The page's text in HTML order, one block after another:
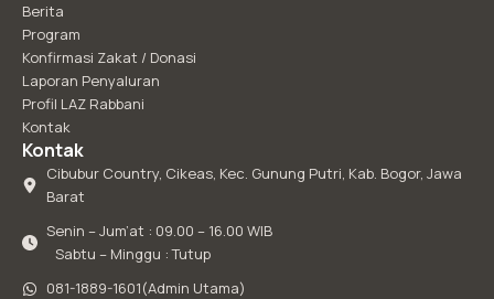
Berita
Program
Konfirmasi Zakat / Donasi
Laporan Penyaluran
Profil LAZ Rabbani
Kontak
Kontak
Cibubur Country, Cikeas, Kec. Gunung Putri, Kab. Bogor, Jawa
Barat
Senin – Jum’at : 09.00 – 16.00 WIB
Sabtu – Minggu : Tutup
081-1889-1601(Admin Utama)